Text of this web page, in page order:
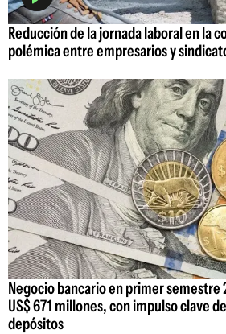
Reducción de la jornada laboral en la
polémica entre empresarios y
Negocio bancario en primer semestre
US$ 671 millones, con impulso clave
depósitos